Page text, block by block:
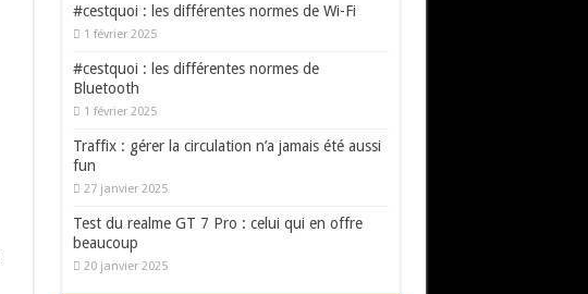
#cestquoi : les différentes normes de Wi-Fi
1 février 2025
#cestquoi : les différentes normes de
Bluetooth
1 février 2025
Traffix : gérer la circulation n’a jamais été aussi
fun
27 janvier 2025
Test du realme GT 7 Pro : celui qui en offre
beaucoup
20 janvier 2025